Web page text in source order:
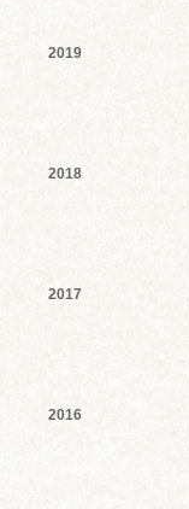
2019
2018
2017
2016